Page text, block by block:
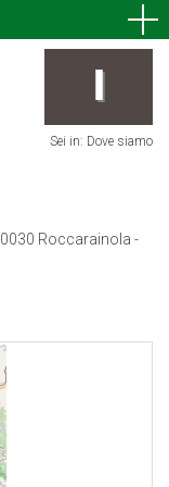
Sei in: Dove siamo
Roccarainola -